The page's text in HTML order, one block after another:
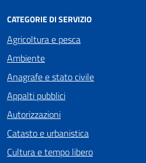
CATEGORIE DI SERVIZIO
Agricoltura e pesca
Ambiente
Anagrafe e stato civile
Appalti pubblici
Autorizzazioni
Catasto e urbanistica
Cultura e tempo libero